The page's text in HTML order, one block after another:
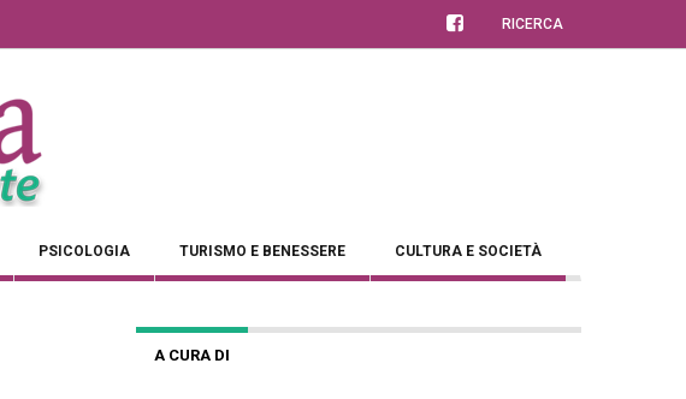
RICERCA
PSICOLOGIA TURISMO E BENESSERE CULTURA E SOCIETÀ
A CURA DI